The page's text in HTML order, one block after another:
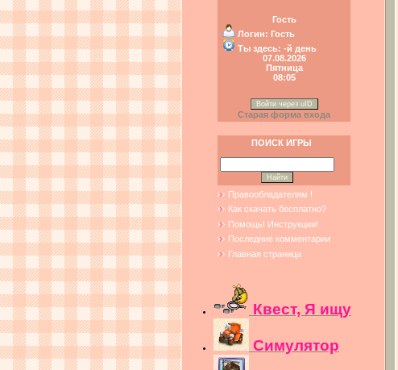
Гость
Логин: Гость
Ты здесь: -й день
07.08.2026
Пятница
08:05
Войти через uID
Старая форма входа
ПОИСК ИГРЫ
Правообладателям !
Как скачать бесплатно?
Помощь! Инструкции!
Последние комментарии
Главная страница
Квест, Я ищу
Симулятор